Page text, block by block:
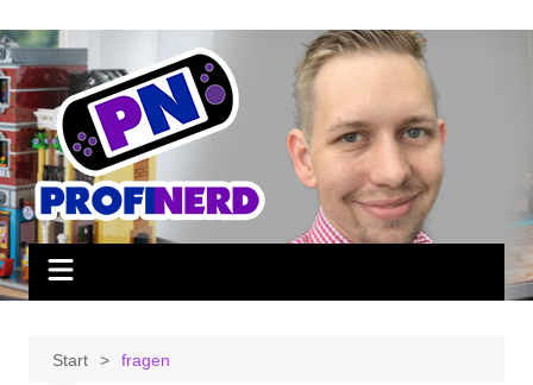
Inhalt
springen
Start fragen